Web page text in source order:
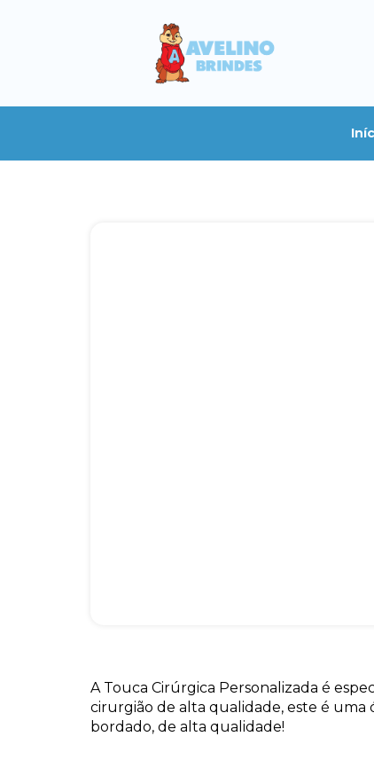
A Touca Cirúrgica Personalizada é
cirurgião de alta qualidade, este é uma
bordado, de alta qualidade!